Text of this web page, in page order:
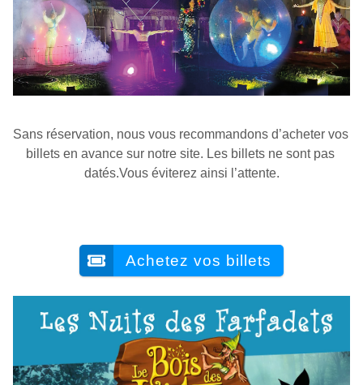
Sans réservation, nous vous recommandons d’acheter vos
billets en avance sur notre site. Les billets ne sont pas
datés.Vous éviterez ainsi l’attente.
Achetez vos billets